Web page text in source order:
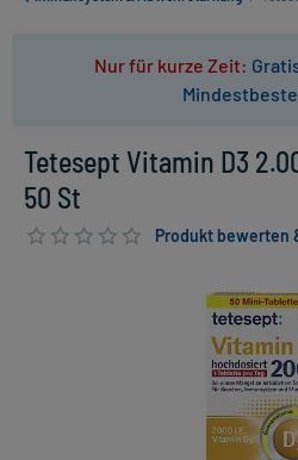
Nur für kurze Zeit:
Tetesept Vitamin D3
50 St
Produkt bewerten